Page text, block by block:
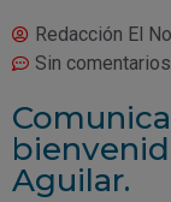
Redacción El
Sin comentarios
Aguilar.